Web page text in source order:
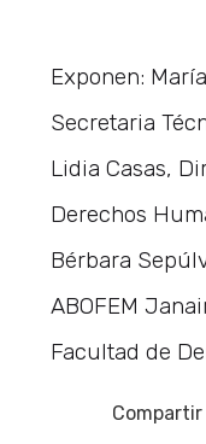
Exponen:
Secretaria
Lidia Casas,
Derechos
Bérbara
ABOFEM
Facultad de
Compartir